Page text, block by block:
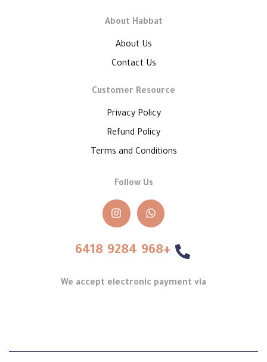
About Habbat
About Us
Contact Us
Customer Resource
Privacy Policy
Refund Policy
Terms and Conditions
Follow Us
+968 9284 6418
We accept electronic payment via